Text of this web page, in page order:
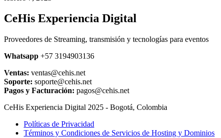
CeHis Experiencia Digital
Proveedores de Streaming, transmisión y tecnologías para eventos
Whatsapp +57 3194903136
Ventas: ventas@cehis.net
Soporte: soporte@cehis.net
Pagos y Facturación: pagos@cehis.net
CeHis Experiencia Digital 2025 - Bogotá, Colombia
Políticas de Privacidad
Términos y Condiciones de Servicios de Hosting y Dominios